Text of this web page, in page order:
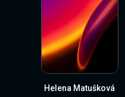
Helena Matušková